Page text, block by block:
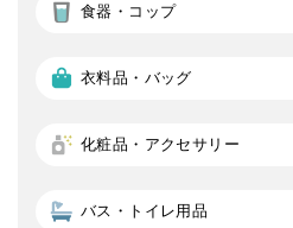
食器・コップ
衣料品・バッグ
化粧品・アクセサリー
バス・トイレ用品